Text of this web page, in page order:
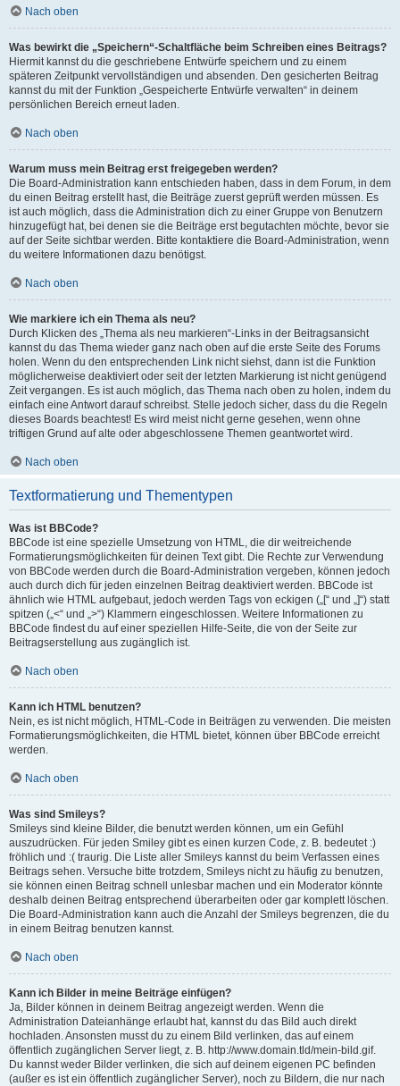
Nach oben
Was bewirkt die „Speichern“-Schaltfläche beim Schreiben eines Beitrags?
Hiermit kannst du die geschriebene Entwürfe speichern und zu einem
späteren Zeitpunkt vervollständigen und absenden. Den gesicherten Beitrag
kannst du mit der Funktion „Gespeicherte Entwürfe verwalten“ in deinem
persönlichen Bereich erneut laden.
Nach oben
Warum muss mein Beitrag erst freigegeben werden?
Die Board-Administration kann entschieden haben, dass in dem Forum, in dem
du einen Beitrag erstellt hast, die Beiträge zuerst geprüft werden müssen. Es
ist auch möglich, dass die Administration dich zu einer Gruppe von Benutzern
hinzugefügt hat, bei denen sie die Beiträge erst begutachten möchte, bevor sie
auf der Seite sichtbar werden. Bitte kontaktiere die Board-Administration, wenn
du weitere Informationen dazu benötigst.
Nach oben
Wie markiere ich ein Thema als neu?
Durch Klicken des „Thema als neu markieren“-Links in der Beitragsansicht
kannst du das Thema wieder ganz nach oben auf die erste Seite des Forums
holen. Wenn du den entsprechenden Link nicht siehst, dann ist die Funktion
möglicherweise deaktiviert oder seit der letzten Markierung ist nicht genügend
Zeit vergangen. Es ist auch möglich, das Thema nach oben zu holen, indem du
einfach eine Antwort darauf schreibst. Stelle jedoch sicher, dass du die Regeln
dieses Boards beachtest! Es wird meist nicht gerne gesehen, wenn ohne
triftigen Grund auf alte oder abgeschlossene Themen geantwortet wird.
Nach oben
Textformatierung und Thementypen
Was ist BBCode?
BBCode ist eine spezielle Umsetzung von HTML, die dir weitreichende
Formatierungsmöglichkeiten für deinen Text gibt. Die Rechte zur Verwendung
von BBCode werden durch die Board-Administration vergeben, können jedoch
auch durch dich für jeden einzelnen Beitrag deaktiviert werden. BBCode ist
ähnlich wie HTML aufgebaut, jedoch werden Tags von eckigen („[“ und „]“) statt
spitzen („<“ und „>“) Klammern eingeschlossen. Weitere Informationen zu
BBCode findest du auf einer speziellen Hilfe-Seite, die von der Seite zur
Beitragserstellung aus zugänglich ist.
Nach oben
Kann ich HTML benutzen?
Nein, es ist nicht möglich, HTML-Code in Beiträgen zu verwenden. Die meisten
Formatierungsmöglichkeiten, die HTML bietet, können über BBCode erreicht
werden.
Nach oben
Was sind Smileys?
Smileys sind kleine Bilder, die benutzt werden können, um ein Gefühl
auszudrücken. Für jeden Smiley gibt es einen kurzen Code, z. B. bedeutet :)
fröhlich und :( traurig. Die Liste aller Smileys kannst du beim Verfassen eines
Beitrags sehen. Versuche bitte trotzdem, Smileys nicht zu häufig zu benutzen,
sie können einen Beitrag schnell unlesbar machen und ein Moderator könnte
deshalb deinen Beitrag entsprechend überarbeiten oder gar komplett löschen.
Die Board-Administration kann auch die Anzahl der Smileys begrenzen, die du
in einem Beitrag benutzen kannst.
Nach oben
Kann ich Bilder in meine Beiträge einfügen?
Ja, Bilder können in deinem Beitrag angezeigt werden. Wenn die
Administration Dateianhänge erlaubt hat, kannst du das Bild auch direkt
hochladen. Ansonsten musst du zu einem Bild verlinken, das auf einem
öffentlich zugänglichen Server liegt, z. B. http://www.domain.tld/mein-bild.gif.
Du kannst weder Bilder verlinken, die sich auf deinem eigenen PC befinden
(außer es ist ein öffentlich zugänglicher Server), noch zu Bildern, die nur nach